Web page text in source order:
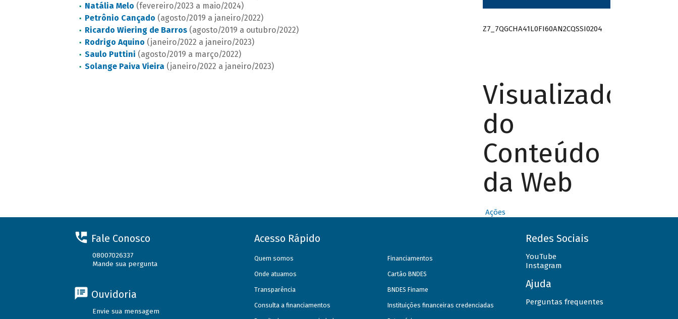
Natália Melo (fevereiro/2023 a maio/2024)
Petrônio Cançado (agosto/2019 a janeiro/2022)
Ricardo Wiering de Barros(agosto/2019 a outubro/2022)
Rodrigo Aquino (janeiro/2022 a janeiro/2023)
Saulo Puttini (agosto/2019 a março/2022)
Solange Paiva Vieira (janeiro/2022 a janeiro/2023)
Z7_7QGCHA41L0FI60AN2CQSSI0204
Visualizador
do
Conteúdo
da Web
Ações
Fale Conosco
08007026337
Mande sua pergunta
Ouvidoria
Envie sua mensagem
Acesso Rápido
Quem somos
Onde atuamos
Transparência
Consulta a financiamentos
Financiamentos
Cartão BNDES
BNDES Finame
Instituições financeiras credenciadas
Redes Sociais
YouTube
Instagram
Ajuda
Perguntas frequentes